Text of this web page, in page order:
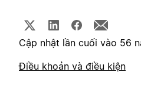
Cập nhật lần cuối vào 56
Điều khoản và điều kiện